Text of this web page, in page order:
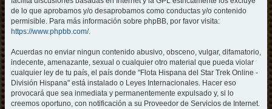
de lo que aprobamos y/o desaprobamos como conductas y/o contenido
permisible. Para más información sobre phpBB, por favor visita:
https://www.phpbb.com/.
Acuerdas no enviar ningun contenido abusivo, obsceno, vulgar, difamatorio,
indecente, amenazante, sexual o cualquier otro material que pueda violar
cualquier ley de tu país, el país donde "Flota Hispana del Star Trek Online -
División Hispana" está instalado o Leyes Internacionales. Hacer eso
provocará que sea inmediata y permanentemente expulsado y, si lo
creemos oportuno, con notificación a su Proveedor de Servicios de Internet.